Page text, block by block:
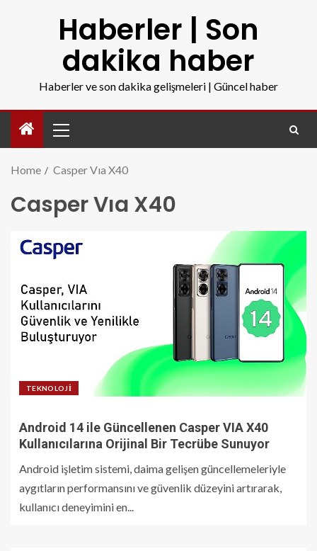
Haberler | Son
dakika haber
Haberler ve son dakika gelişmeleri | Güncel haber
Home Casper Vıa X40
Casper Vıa X40
TEKNOLOJI
Android 14 ile Güncellenen Casper VIA X40
Kullanıcılarına Orijinal Bir Tecrübe Sunuyor
Android işletim sistemi, daima gelişen güncellemeleriyle
aygıtların performansını ve güvenlik düzeyini artırarak,
kullanıcı deneyimini en...